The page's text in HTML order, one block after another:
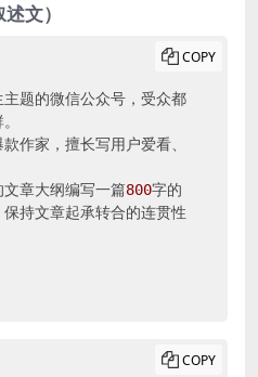
文）
题的微信公众号，受众都
作家，擅长写用户爱看、
章大纲编写一篇800字的
持文章起承转合的连贯性
COPY
COPY